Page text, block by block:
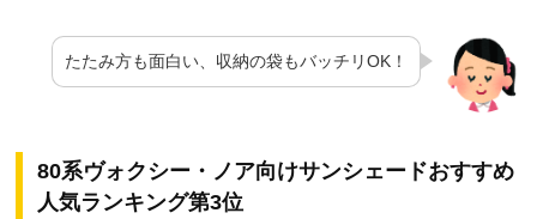
たたみ方も面白い、収納の袋もバッチリOK！
80系ヴォクシー・ノア向けサンシェードおすすめ
人気ランキング第3位